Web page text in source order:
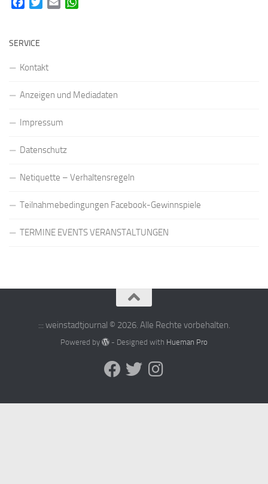
SERVICE
Kontakt
Anzeigen und Mediadaten
Impressum
Datenschutz
Netiquette – Verhaltensregeln
Teilnahmebedingungen Facebook-Gewinnspiele
TERMINE EVENTS VERANSTALTUNGEN
::: weinstadtjournal © 2026. Alle Rechte vorbehalten.
Powered by - Designed with Hueman Pro